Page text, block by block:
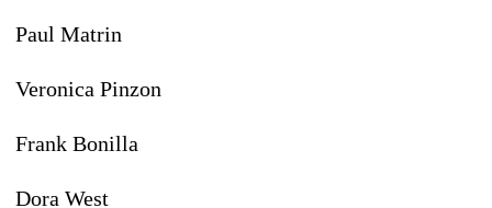
Paul Matrin
Veronica Pinzon
Frank Bonilla
Dora West